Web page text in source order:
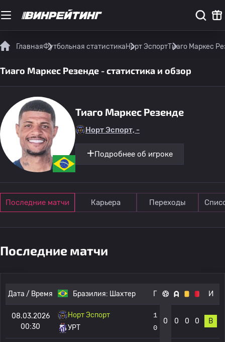
ГлавнаяФутбольная статистикаНорт ЭспортТиаго Маркес
Тиаго Маркес Резенде - статистика и обзор
Тиаго Маркес Резенде
Норт Эспорт, -
Подробнее об игроке
Последние матчи Карьера Переходы
Последние матчи
Дата / Время Бразилия: Шахтер Г И
08.03.2026
00:30
Норт Эспорт
УРТ
1
0
0 0 0 0 В